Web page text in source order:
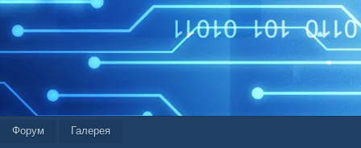
Форум Галерея